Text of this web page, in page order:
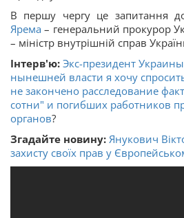
В першу чергу це запитання
Ярема – генеральний прокурор
– міністр внутрішній справ
Інтерв'ю: Экс-президент
нынешней власти я хочу
не закончено расследование
сотни" и погибших работников
органов?
Згадайте новину: Янукович
захисту своїх прав у